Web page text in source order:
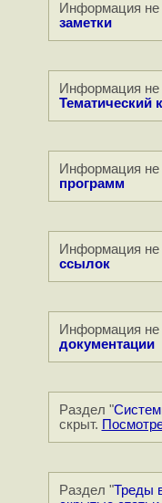
Информация не
заметки
Информация не
Тематический
Информация не
программ
Информация не
ссылок
Информация не
документации
Раздел "
скрыт.
Раздел "Треды